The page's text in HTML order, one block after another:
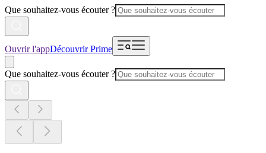
Que souhaitez-vous écouter ?
Ouvrir l'appDécouvrir Prime
Que souhaitez-vous écouter ?